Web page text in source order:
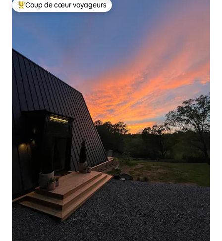
Coups de cœur voyageurs les plus appréciés
Coup de cœur voyageurs